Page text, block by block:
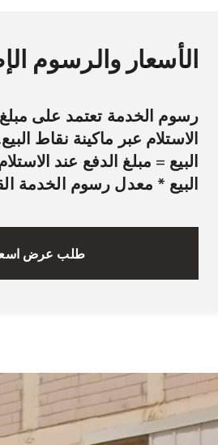
الأسعار والرسوم
رسوم الخدمة تعتمد على
الاستلام عبر ماكينة نقاط
البيع = مبلغ الدفع عند
البيع * معدل رسوم الخدمة
طلب عرض